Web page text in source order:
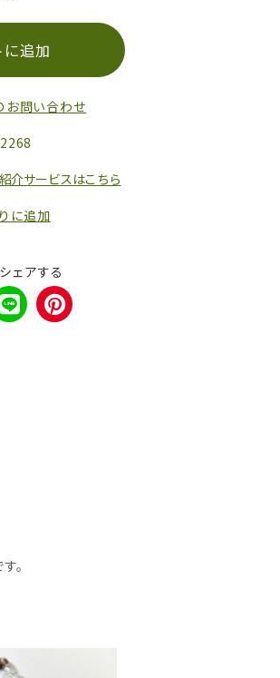
に追加
お問い合わせ
介サービスはこちら
に追加
ェアする
。